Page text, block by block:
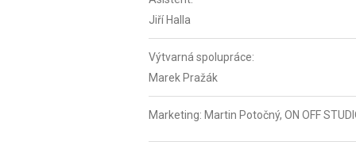
Jiří Halla
Výtvarná spolupráce:
Marek Pražák
Marketing: Martin Potočný, ON OFF